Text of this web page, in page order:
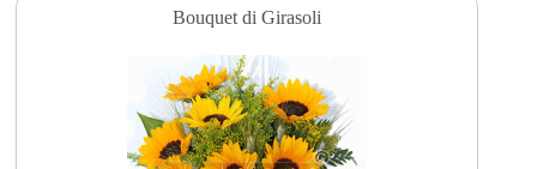
Bouquet di Girasoli